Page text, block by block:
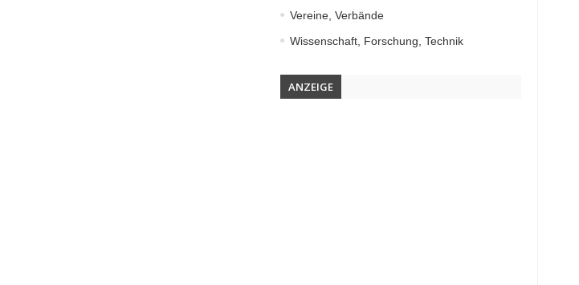
Vereine, Verbände
Wissenschaft, Forschung, Technik
ANZEIGE